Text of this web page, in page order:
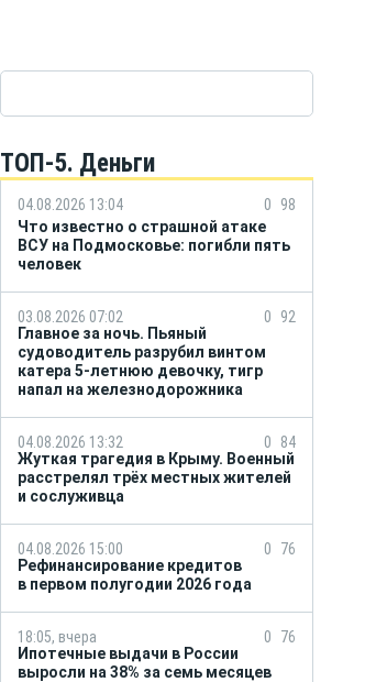
ВТБ предоставит 4,9
млрд рублей
на строительство
складских
комплексов
леопарда
шесть раз
ТОП-5. Деньги
04.08.2026 13:04 0
98
Что известно о страшной атаке
ВСУ на Подмосковье: погибли пять
человек
03.08.2026 07:02 0
92
Главное за ночь. Пьяный
судоводитель разрубил винтом
катера 5-летнюю девочку, тигр
напал на железнодорожника
04.08.2026 13:32 0
84
Жуткая трагедия в Крыму. Военный
расстрелял трёх местных жителей
и сослуживца
04.08.2026 15:00 0
76
Рефинансирование кредитов
в первом полугодии 2026 года
18:05, вчера 0
76
Ипотечные выдачи в России
выросли на 38% за семь месяцев